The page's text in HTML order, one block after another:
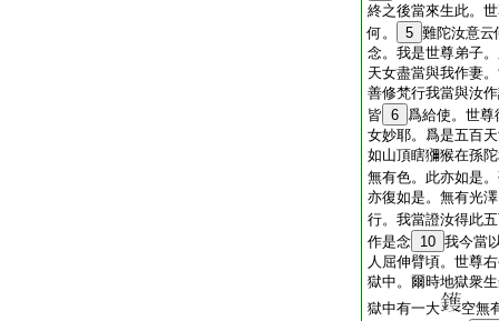
終之後當來生此。
何。
5 難陀汝意云
念。我是世尊弟子
天女盡當與我作妻
善修梵行我當與汝
皆 6 爲給使。世尊
女妙耶。爲是五百
如山頂瞎獼猴在孫
無有色。此亦如是
亦復如是。無有光
行。我當證汝得此
作是念 10 我今當
人屈伸臂頃。世尊
獄中。爾時地獄衆
獄中有一大
空無